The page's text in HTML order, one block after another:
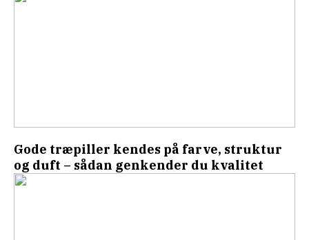
Gode træpiller kendes på farve, struktur
og duft – sådan genkender du kvalitet